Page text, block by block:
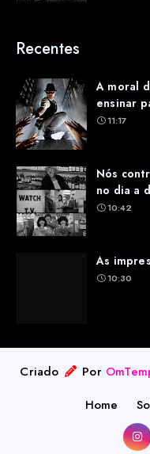
Recentes
A moral
ensinar
11:17
Nós
no dia a
10:42
As
10:30
Criado Por
Home